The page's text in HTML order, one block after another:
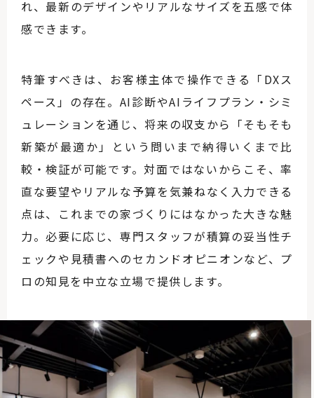
れ、最新のデザインやリアルなサイズを五感で体
感できます。
特筆すべきは、お客様主体で操作できる「DXス
ペース」の存在。AI診断やAIライフプラン・シミ
ュレーションを通じ、将来の収支から「そもそも
新築が最適か」という問いまで納得いくまで比
較・検証が可能です。対面ではないからこそ、率
直な要望やリアルな予算を気兼ねなく入力できる
点は、これまでの家づくりにはなかった大きな魅
力。必要に応じ、専門スタッフが積算の妥当性チ
ェックや見積書へのセカンドオピニオンなど、プ
ロの知見を中立な立場で提供します。